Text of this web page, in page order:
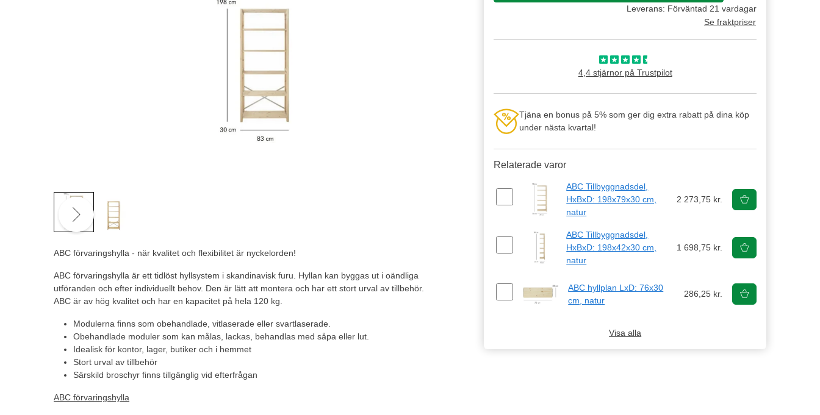
ABC förvaringshylla - när kvalitet och flexibilitet är nyckelorden!
ABC förvaringshylla är ett tidlöst hyllsystem i skandinavisk furu. Hyllan kan byggas ut i oändliga
utföranden och efter individuellt behov. Den är lätt att montera och har ett stort urval av tillbehör.
ABC är av hög kvalitet och har en kapacitet på hela 120 kg.
Modulerna finns som obehandlade, vitlaserade eller svartlaserade.
Obehandlade moduler som kan målas, lackas, behandlas med såpa eller lut.
Idealisk för kontor, lager, butiker och i hemmet
Stort urval av tillbehör
Särskild broschyr finns tillgänglig vid efterfrågan
ABC förvaringshylla
Leverans: Förväntad 21 vardagar
Se fraktpriser
4,4 stjärnor på Trustpilot
Tjäna en bonus på 5% som ger dig extra rabatt på dina köp
under nästa kvartal!
Relaterade varor
ABC Tillbyggnadsdel,
HxBxD: 198x79x30 cm,
natur
2 273,75 kr.
ABC Tillbyggnadsdel,
HxBxD: 198x42x30 cm,
natur
1 698,75 kr.
ABC hyllplan LxD: 76x30
cm, natur
286,25 kr.
Visa alla